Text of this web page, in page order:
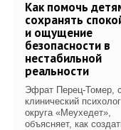
Как помочь
сохранять
и ощущение
безопасности в
нестабильной
реальности
Эфрат Перец-Томер,
клинический
округа «Меухедет»,
объясняет, как